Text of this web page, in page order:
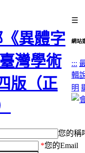
☰
網站
:::
輯
明
您的稱
*您的Email